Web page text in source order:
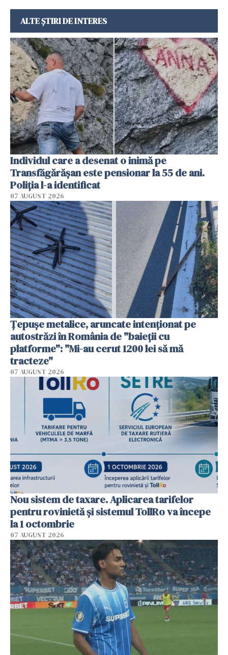
ALTE ȘTIRI DE INTERES
Individul care a desenat o inimă pe
Transfăgărășan este pensionar la 55 de ani.
Poliția l-a identificat
07 AUGUST 2026
Țepușe metalice, aruncate intenționat pe
autostrăzi în România de "baieții cu
platforme": "Mi-au cerut 1200 lei să mă
tracteze"
07 AUGUST 2026
Nou sistem de taxare. Aplicarea tarifelor
pentru rovinietă şi sistemul TollRo va începe
la 1 octombrie
07 AUGUST 2026